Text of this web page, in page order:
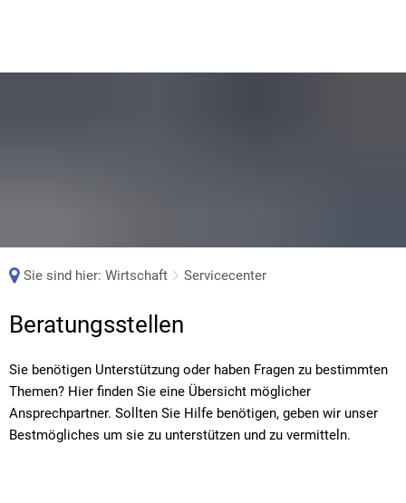
Sie sind hier: Wirtschaft Servicecenter
Servicecenter
Beratungsstellen
Sie benötigen Unterstützung oder haben Fragen zu bestimmten
Themen? Hier finden Sie eine Übersicht möglicher
Ansprechpartner. Sollten Sie Hilfe benötigen, geben wir unser
Bestmögliches um sie zu unterstützen und zu vermitteln.